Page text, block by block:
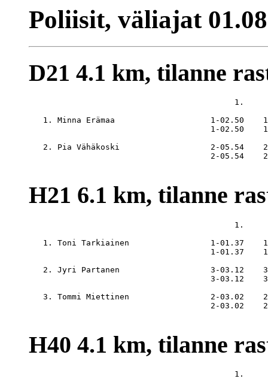
Poliisit, väliajat
D21 4.1 km, tilanne
1.
1. Minna Erämaa                    1-02.50
1-02.50
2. Pia Vähäkoski                   2-05.54
2-05.54
H21 6.1 km, tilanne
1.
1. Toni Tarkiainen                 1-01.37
1-01.37
2. Jyri Partanen                   3-03.12
3-03.12
3. Tommi Miettinen                 2-03.02
2-03.02
H40 4.1 km, tilanne
1.